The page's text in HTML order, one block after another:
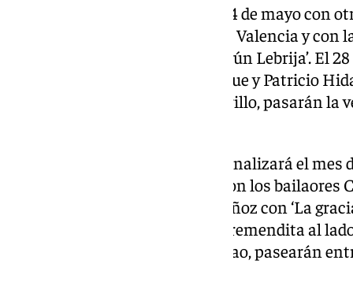
El mes de mayo contará el día 14 de mayo con
ocasión, Manuel de Paula y José Valencia y
sugerente título de ‘El cante según Lebrija’. El
multidisciplinares Nazario Luque y Patricio
Correo de Andalucía, Isabel Morillo, pasarán la
La primera fase de Amalgama finalizará el
programada el día 11 de junio, con los
el periodista y escritor Julio Muñoz con ‘La
cantaoras Aurora Vargas y La Tremendita al
Radio de Canal Sur, Manuel Curao, pasearán